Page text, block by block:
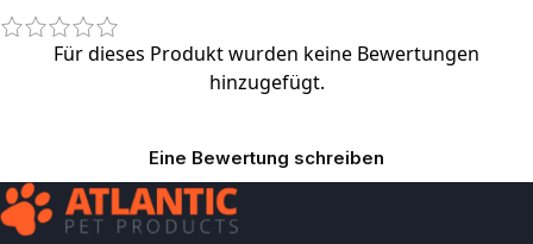
Für dieses Produkt wurden keine Bewertungen
hinzugefügt.
Eine Bewertung schreiben